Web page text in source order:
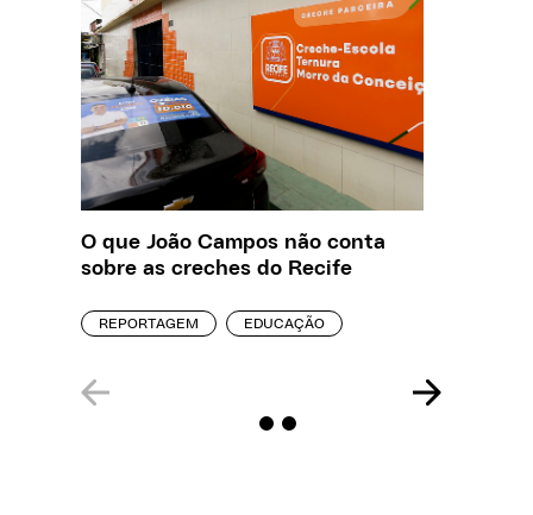
O que João Campos não conta
sobre as creches do Recife
REPORTAGEM EDUCAÇÃO